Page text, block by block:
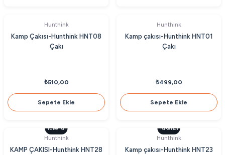
Hunthink
Kamp Çakısı-Hunthink HNT08
Çakı
₺510,00
Sepete Ekle
Hunthink
Kamp çakısı-Hunthink HNT01
Çakı
₺499,00
Sepete Ekle
Tükendi
Hunthink
KAMP ÇAKISI-Hunthink HNT28
Tükendi
Hunthink
Kamp çakısı-Hunthink HNT23